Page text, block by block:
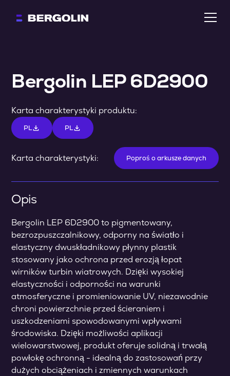
Bergolin LEP 6D2900
Karta charakterystyki produktu:
PL PL
Karta charakterystyki: Poproś o arkusze danych
Opis
Bergolin LEP 6D2900 to pigmentowany,
bezrozpuszczalnikowy, odporny na światło i
elastyczny dwuskładnikowy płynny plastik
stosowany jako ochrona przed erozją łopat
wirników turbin wiatrowych. Dzięki wysokiej
elastyczności i odporności na warunki
atmosferyczne i promieniowanie UV, niezawodnie
chroni powierzchnie przed ścieraniem i
uszkodzeniami spowodowanymi wpływami
środowiska. Dzięki możliwości aplikacji
wielowarstwowej, produkt oferuje solidną i trwałą
powłokę ochronną - idealną do zastosowań przy
dużych obciążeniach i zmiennych warunkach